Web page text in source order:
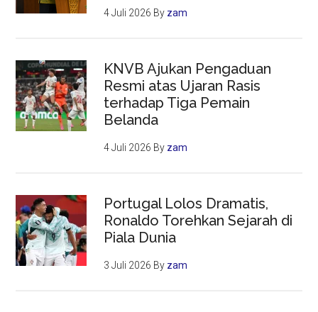
4 Juli 2026 By zam
KNVB Ajukan Pengaduan
Resmi atas Ujaran Rasis
terhadap Tiga Pemain
Belanda
4 Juli 2026 By zam
Portugal Lolos Dramatis,
Ronaldo Torehkan Sejarah di
Piala Dunia
3 Juli 2026 By zam